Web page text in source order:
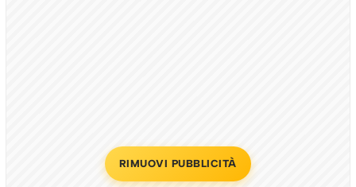
RIMUOVI PUBBLICITÀ